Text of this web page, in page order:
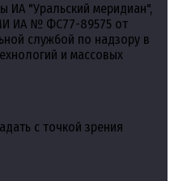
ИА "Уральский меридиан",
ИА № ФС77-89575 от
службой по надзору в
и массовых
с точкой зрения